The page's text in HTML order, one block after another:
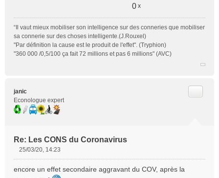
0 x
“Il vaut mieux mobiliser son intelligence sur des conneries que mobiliser
sa connerie sur des choses intelligente.(J.Rouxel)
"Par définition la cause est le produit de l'effet". (Tryphion)
"360 000 /0,5/100 ça fait 72 millions et pas 6 millions" (AVC)
janic
Econologue expert
Re: Les CONS du Coronavirus
s
25/03/20, 14:23
encore un effet secondaire aggravant du COV, après la